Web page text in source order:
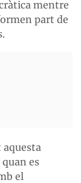
mentre
part de
aquesta
es
el